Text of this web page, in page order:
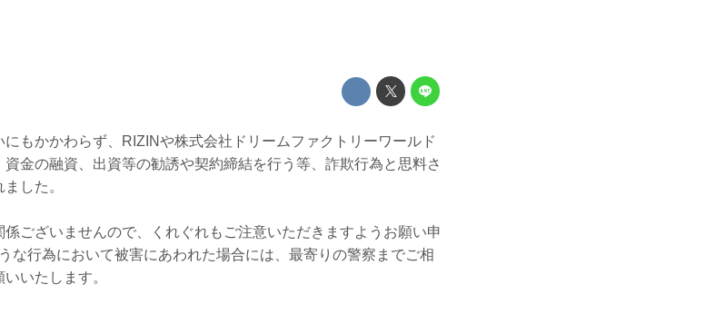
もかかわらず、RIZINや株式会社ドリームファクトリーワールド
金の融資、出資等の勧誘や契約締結を行う等、詐欺行為と思料さ
した。
ございませんので、くれぐれもご注意いただきますようお願い申
な行為において被害にあわれた場合には、最寄りの警察までご相
いたします。